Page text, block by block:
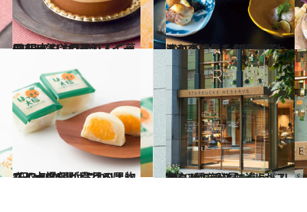
2019.9.8
GINZA SIXの最旬スイーツ 限定や注目のりんご菓子を一気に11選
グルメ 2019.6.24
あの高級魚をお得に味わう和のランチ 銀座「芝濱」の鯛尽くし
グルメ
2019.7.3
1日2,000個が売れるはっさく大福など 注目の果物スイーツ5選はこれ！
グルメ 2019.9.6
スタバで新スタイルがスタート！ ひと味違うドリンク7種を発見
グルメ